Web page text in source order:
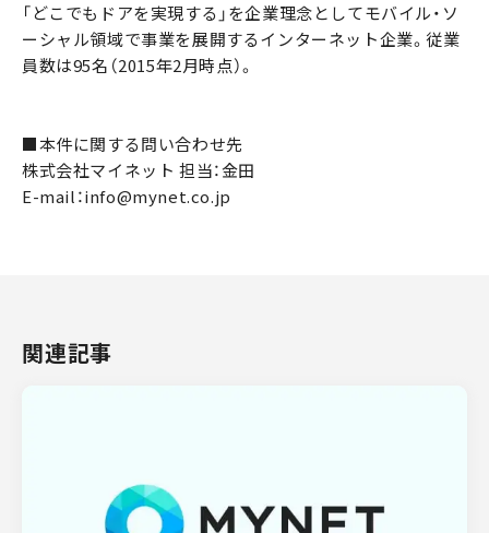
「どこでもドアを実現する」を企業理念としてモバイル・ソ
ーシャル領域で事業を展開するインターネット企業。従業
員数は95名（2015年2月時点）。
■本件に関する問い合わせ先
株式会社マイネット 担当：金田
E-mail：info@mynet.co.jp
関連記事